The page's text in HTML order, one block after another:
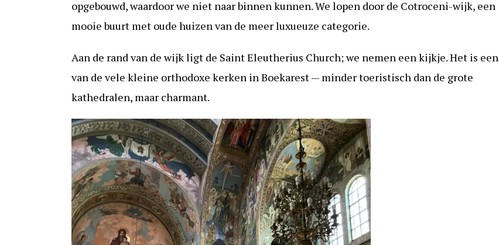
opgebouwd, waardoor we niet naar binnen kunnen. We lopen door de Cotroceni-wijk, een
mooie buurt met oude huizen van de meer luxueuze categorie.
Aan de rand van de wijk ligt de Saint Eleutherius Church; we nemen een kijkje. Het is een
van de vele kleine orthodoxe kerken in Boekarest — minder toeristisch dan de grote
kathedralen, maar charmant.